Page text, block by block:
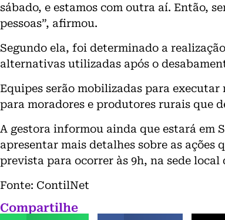
sábado, e estamos com outra aí. Então,
pessoas”, afirmou.
Segundo ela, foi determinado a
alternativas utilizadas após o
Equipes serão mobilizadas para
para moradores e produtores rurais que
A gestora informou ainda que estará em
apresentar mais detalhes sobre as ações
prevista para ocorrer às 9h, na sede local
Fonte: ContilNet
Compartilhe